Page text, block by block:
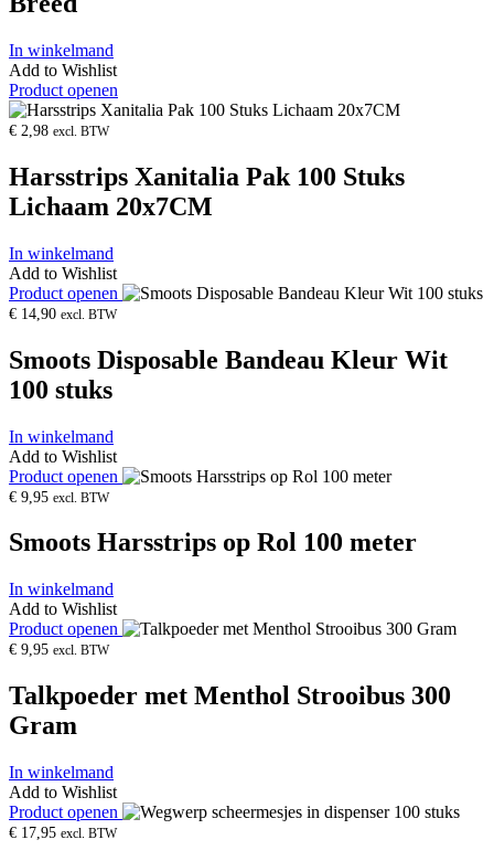
In winkelmand
Add to Wishlist
Product openen
€ 2,98 excl. BTW
Harsstrips Xanitalia Pak 100 Stuks
Lichaam 20x7CM
In winkelmand
Add to Wishlist
Product openen
€ 14,90 excl. BTW
Smoots Disposable Bandeau Kleur Wit
100 stuks
In winkelmand
Add to Wishlist
Product openen
€ 9,95 excl. BTW
Smoots Harsstrips op Rol 100 meter
In winkelmand
Add to Wishlist
Product openen
€ 9,95 excl. BTW
Talkpoeder met Menthol Strooibus 300
Gram
In winkelmand
Add to Wishlist
Product openen
€ 17,95 excl. BTW